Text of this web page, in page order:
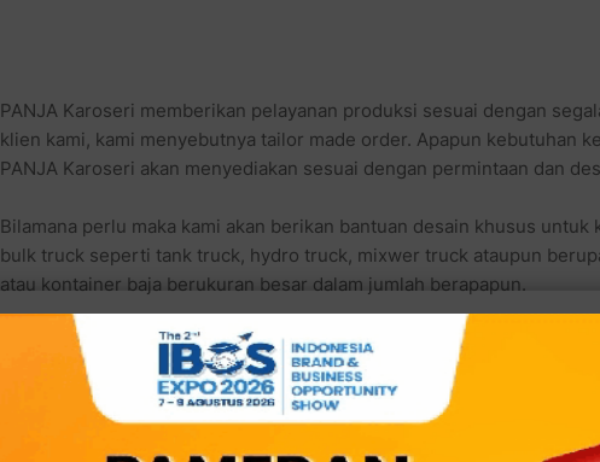
PANJA Karoseri memberikan pelayanan produksi sesuai dengan
klien kami, kami menyebutnya tailor made order. Apapun kebutuhan
PANJA Karoseri akan menyediakan sesuai dengan permintaan dan
Bilamana perlu maka kami akan berikan bantuan desain khusus
bulk truck seperti tank truck, hydro truck, mixwer truck ataupun
atau kontainer baja berukuran besar dalam jumlah berapapun.
Sedangkan untukkebutuhan niaga, maka box truck dan back truck
kebutuhan pengembangan dan transportasi usaha Anda. Ini semua
dan perindustrian di Indonesia. Sesuai dengan motto kami, PANJA
bagi perkembangan dan kemajuan dunia usaha dan industri di